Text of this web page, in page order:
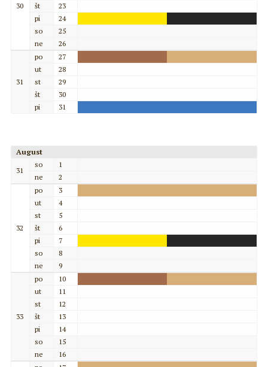
30
št
23
pi
24
so
25
ne
26
31
po
27
ut
28
st
29
št
30
pi
31
August
31
so
1
ne
2
32
po
3
ut
4
st
5
št
6
pi
7
so
8
ne
9
33
po
10
ut
11
st
12
št
13
pi
14
so
15
ne
16